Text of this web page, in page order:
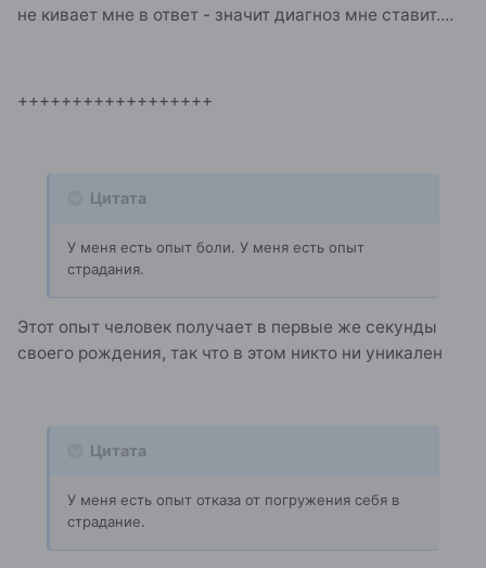
не кивает мне в ответ - значит диагноз мне ставит....
++++++++++++++++++
Цитата
У меня есть опыт боли. У меня есть опыт
страдания.
Этот опыт человек получает в первые же секунды
своего рождения, так что в этом никто ни уникален
Цитата
У меня есть опыт отказа от погружения себя в
страдание.